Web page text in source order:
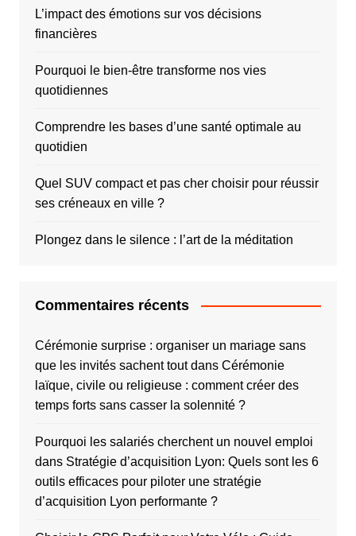
L’impact des émotions sur vos décisions
financières
Pourquoi le bien-être transforme nos vies
quotidiennes
Comprendre les bases d’une santé optimale au
quotidien
Quel SUV compact et pas cher choisir pour réussir
ses créneaux en ville ?
Plongez dans le silence : l’art de la méditation
Commentaires récents
Cérémonie surprise : organiser un mariage sans
que les invités sachent toutdans Cérémonie
laïque, civile ou religieuse : comment créer des
temps forts sans casser la solennité ?
Pourquoi les salariés cherchent un nouvel emploi
dans Stratégie d’acquisition Lyon: Quels sont les 6
outils efficaces pour piloter une stratégie
d’acquisition Lyon performante ?